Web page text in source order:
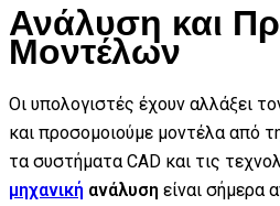
Ανάλυση και
Μοντέλων
Οι υπολογιστές έχουν αλλάξει
και προσομοιούμε μοντέλα από
τα συστήματα CAD και τις
μηχανική ανάλυση είναι σήμερα